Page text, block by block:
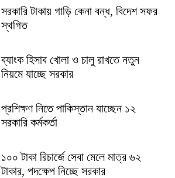
সরকারি টাকায় গাড়ি কেনা বন্ধ, বিদেশ সফর
স্থগিত
ব্যাংক হিসাব খোলা ও চালু রাখতে নতুন
নিয়মে যাচ্ছে সরকার
প্রশিক্ষণ নিতে পাকিস্তান যাচ্ছেন ১২
সরকারি কর্মকর্তা
১০০ টাকা রিচার্জে সেবা মেলে মাত্র ৬২
টাকার, পদক্ষেপ নিচ্ছে সরকার